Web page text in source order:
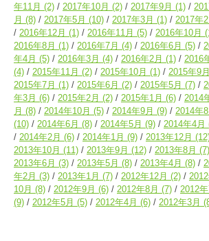
年11月 (2) 2017年10月 (2) 2017年9月 (1)
月 (8) 2017年5月 (10) 2017年3月 (1) 2017年2
2016年12月 (1) 2016年11月 (5) 2016年10月
2016年8月 (1) 2016年7月 (4) 2016年6月 (5)
年4月 (5) 2016年3月 (4) 2016年2月 (1) 2016
(4)
2015年11月 (2) 2015年10月 (1) 2015年9月
2015年7月 (1) 2015年6月 (2) 2015年5月 (7)
年3月 (6) 2015年2月 (2) 2015年1月 (6) 2014
月 (8) 2014年10月 (5) 2014年9月 (9) 2014年8
(10)
2014年6月 (8) 2014年5月 (9) 2014年4月
2014年2月 (6) 2014年1月 (9) 2013年12月
2013年10月 (11) 2013年9月 (12) 2013年8月 (7)
2013年6月 (3) 2013年5月 (8) 2013年4月 (8)
年2月 (3) 2013年1月 (7) 2012年12月 (2)
10月 (8) 2012年9月 (6) 2012年8月 (7) 2012年
(9)
2012年5月 (5) 2012年4月 (6) 2012年3月